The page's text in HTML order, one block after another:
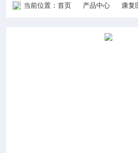
当前位置：首页 产品中心 康复